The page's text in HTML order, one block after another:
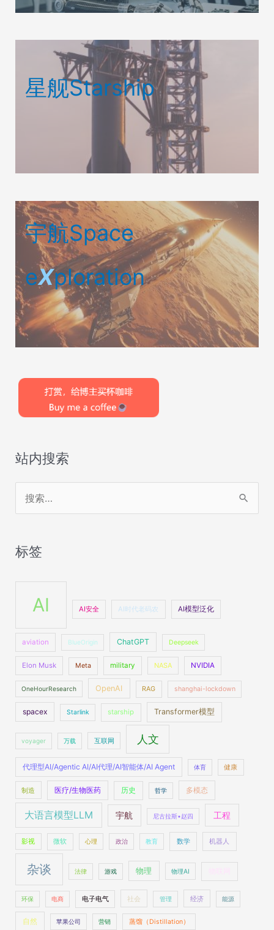
星舰Starship
宇航Space
eXploration
站内搜索
索
标签
AI AI安全 AI时代老码农 AI模型泛化
aviation BlueOrigin ChatGPT Deepseek
Elon Musk Meta military NASA NVIDIA
OneHourResearch OpenAI RAG shanghai-lockdown
spacex Starlink starship Transformer模型
voyager 万载 互联网 人文
代理型AI/Agentic AI/AI代理/AI智能体/AI Agent 体育 健康
制造 医疗/生物医药 历史 哲学 多模态
大语言模型LLM 宇航 尼古拉斯•赵四 工程
影视 微软 心理 政治 教育 数学 机器人
杂谈 法律 游戏 物理 物理AI
环保 电商 电子电气 社会 管理 经济 能源
自然 苹果公司 营销 蒸馏（Distillation）